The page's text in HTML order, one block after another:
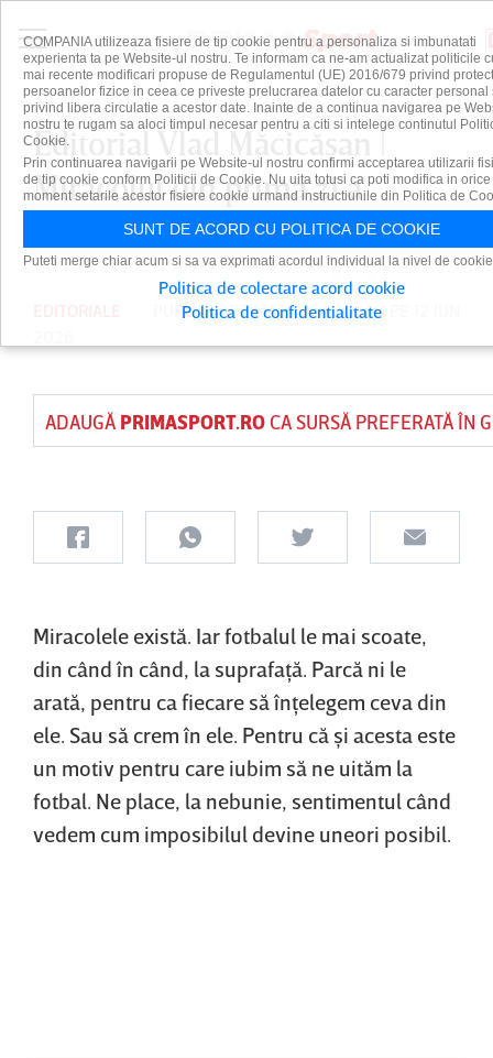
Editorial Vlad Măcicăşan |
Miracolul din prima zi a
Mondialului
PUBLICAT DEMACICASAN VLAD
ADAUGĂ PRIMASPORT.ROCA SURSĂ PREFERATĂ ÎN
Miracolele există. Iar fotbalul le mai scoate,
din când în când, la suprafaţă. Parcă ni le
arată, pentru ca fiecare să înţelegem ceva din
ele. Sau să crem în ele. Pentru că şi acesta este
un motiv pentru care iubim să ne uităm la
fotbal. Ne place, la nebunie, sentimentul când
vedem cum imposibilul devine uneori posibil.
COMPANIA utilizeaza fisiere de tip cookie pentru a personaliza si imbunatati
experienta ta pe Website-ul nostru. Te informam ca ne-am actualizat politicile
mai recente modificari propuse de Regulamentul (UE) 2016/679 privind
persoanelor fizice in ceea ce priveste prelucrarea datelor cu caracter personal
privind libera circulatie a acestor date. Inainte de a continua navigarea pe
nostru te rugam sa aloci timpul necesar pentru a citi si intelege continutul
Cookie.
Prin continuarea navigarii pe Website-ul nostru confirmi acceptarea utilizarii
de tip cookie conform Politicii de Cookie. Nu uita totusi ca poti modifica in orice
moment setarile acestor fisiere cookie urmand instructiunile din Politica de
SUNT DE ACORD CU POLITICA DE COOKIE
Puteti merge chiar acum si sa va exprimati acordul individual la nivel de
Politica de colectare acord cookie
Politica de confidentialitate